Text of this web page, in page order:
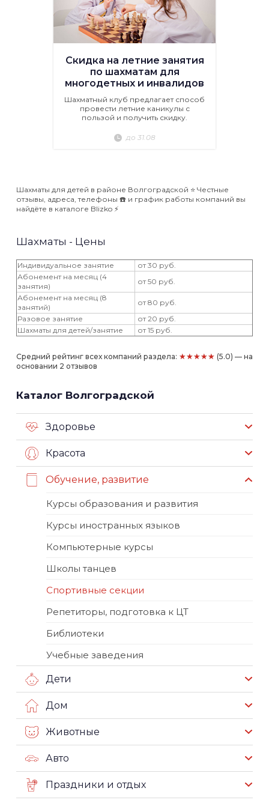
Скидка на летние занятия
по шахматам для
многодетных и инвалидов
Шахматный клуб предлагает способ
провести летние каникулы с
пользой и получить скидку.
до 31.08
Шахматы для детей в районе Волгоградской ⭐️ Честные
отзывы, адреса, телефоны ☎️ и график работы компаний вы
найдёте в каталоге Blizko ⚡️
Шахматы - Цены
Индивидуальное занятие
от 30 руб.
Абонемент на месяц (4
занятия)
от 50 руб.
Абонемент на месяц (8
занятий)
от 80 руб.
Разовое занятие
от 20 руб.
Шахматы для детей/занятие
от 15 руб.
Средний рейтинг всех компаний раздела: ★★★★★ (5.0) — на
основании 2 отзывов
Каталог Волгоградской
Здоровье
Красота
Обучение, развитие
Курсы образования и развития
Курсы иностранных языков
Компьютерные курсы
Школы танцев
Спортивные секции
Репетиторы, подготовка к ЦТ
Библиотеки
Учебные заведения
Дети
Дом
Животные
Авто
Праздники и отдых